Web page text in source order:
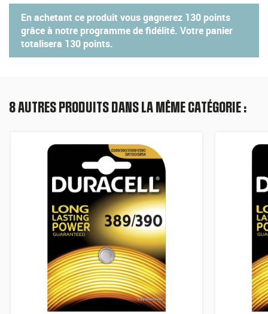
En achetant ce produit vous gagnerez 130 points
grâce à notre programme de fidélité. Votre panier
totalisera 130 points.
8 AUTRES PRODUITS DANS LA MÊME CATÉGORIE :